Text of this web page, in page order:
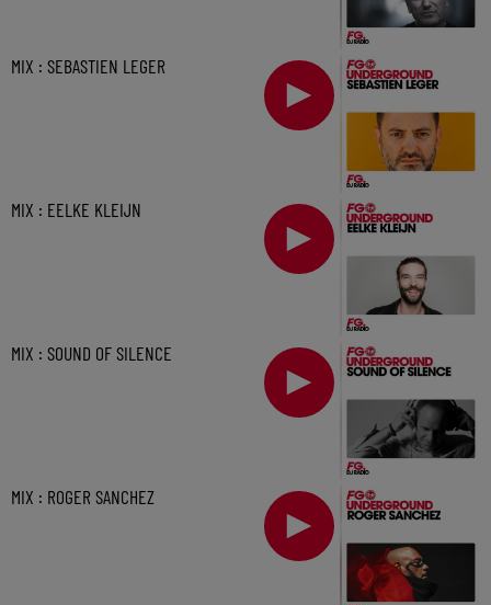
MIX : SEBASTIEN LEGER
MIX : EELKE KLEIJN
MIX : SOUND OF SILENCE
MIX : ROGER SANCHEZ